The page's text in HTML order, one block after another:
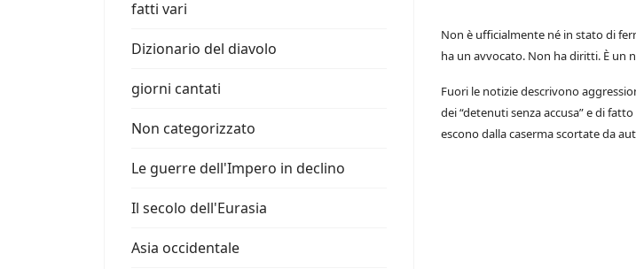
fatti vari
Dizionario del diavolo
giorni cantati
Non categorizzato
Le guerre dell'Impero in declino
Il secolo dell'Eurasia
Asia occidentale
Non è ufficialmente né in stato di
ha un avvocato. Non ha diritti. È un
Fuori le notizie descrivono
dei “detenuti senza accusa” e di
escono dalla caserma scortate da